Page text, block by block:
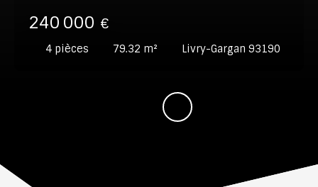
240 000 €
4 pièces 79.32 m² Livry-Gargan 93190